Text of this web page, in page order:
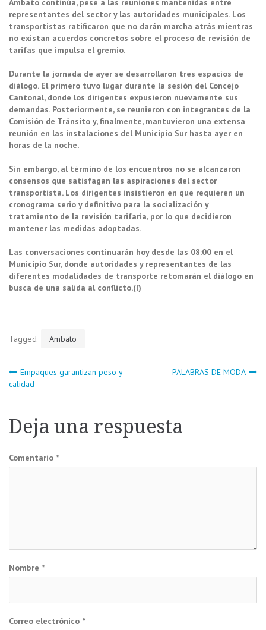
Ambato continúa, pese a las reuniones mantenidas entre
representantes del sector y las autoridades municipales. Los
transportistas ratificaron que no darán marcha atrás mientras
no existan acuerdos concretos sobre el proceso de revisión de
tarifas que impulsa el gremio.
Durante la jornada de ayer se desarrollaron tres espacios de
diálogo. El primero tuvo lugar durante la sesión del Concejo
Cantonal, donde los dirigentes expusieron nuevamente sus
demandas. Posteriormente, se reunieron con integrantes de la
Comisión de Tránsito y, finalmente, mantuvieron una extensa
reunión en las instalaciones del Municipio Sur hasta ayer en
horas de la noche.
Sin embargo, al término de los encuentros no se alcanzaron
consensos que satisfagan las aspiraciones del sector
transportista. Los dirigentes insistieron en que requieren un
cronograma serio y definitivo para la socialización y
tratamiento de la revisión tarifaria, por lo que decidieron
mantener las medidas adoptadas.
Las conversaciones continuarán hoy desde las 08:00 en el
Municipio Sur, donde autoridades y representantes de las
diferentes modalidades de transporte retomarán el diálogo en
busca de una salida al conflicto.(I)
Tagged Ambato
Navegación
entradas
Empaques garantizan peso y
calidad
PALABRAS DE MODA
Deja una respuesta
Comentario *
Nombre *
Correo electrónico *